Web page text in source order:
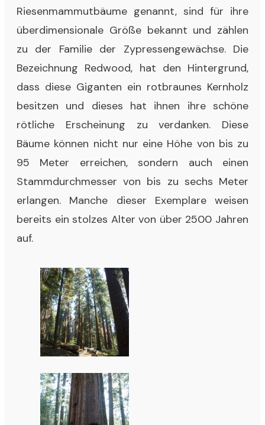
Riesenmammutbäume genannt, sind für ihre
überdimensionale Größe bekannt und zählen
zu der Familie der Zypressengewächse. Die
Bezeichnung Redwood, hat den Hintergrund,
dass diese Giganten ein rotbraunes Kernholz
besitzen und dieses hat ihnen ihre schöne
rötliche Erscheinung zu verdanken. Diese
Bäume können nicht nur eine Höhe von bis zu
95 Meter erreichen, sondern auch einen
Stammdurchmesser von bis zu sechs Meter
erlangen. Manche dieser Exemplare weisen
bereits ein stolzes Alter von über 2500 Jahren
auf.